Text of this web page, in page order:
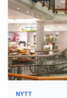
NYTT